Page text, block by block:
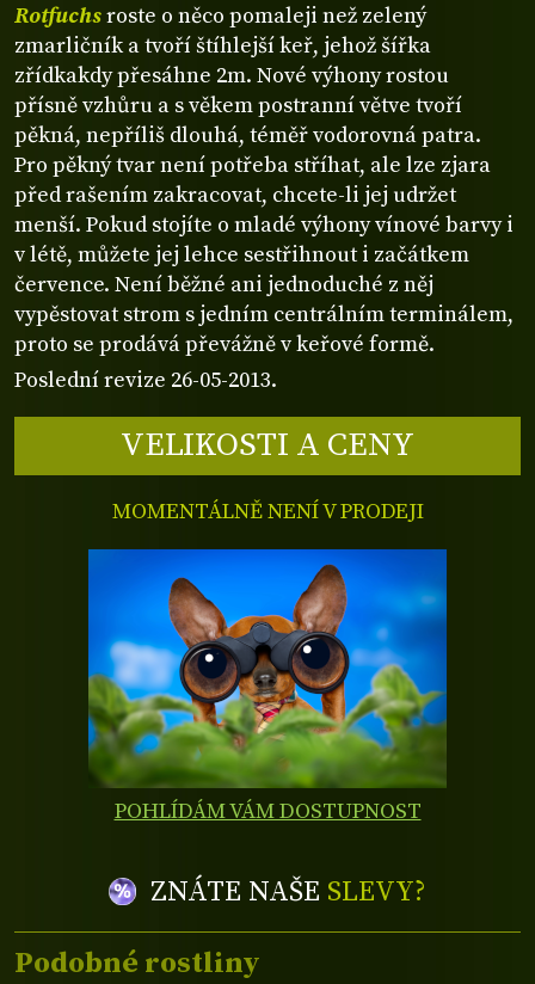
Rotfuchsroste o něco pomaleji než zelený
zmarličník a tvoří štíhlejší keř, jehož šířka
zřídkakdy přesáhne 2m. Nové výhony rostou
přísně vzhůru a s věkem postranní větve tvoří
pěkná, nepříliš dlouhá, téměř vodorovná patra.
Pro pěkný tvar není potřeba stříhat, ale lze zjara
před rašením zakracovat, chcete-li jej udržet
menší. Pokud stojíte o mladé výhony vínové barvy i
v létě, můžete jej lehce sestřihnout i začátkem
července. Není běžné ani jednoduché z něj
vypěstovat strom s jedním centrálním terminálem,
proto se prodává převážně v keřové formě.
Poslední revize 26-05-2013.
VELIKOSTI A CENY
MOMENTÁLNĚ NENÍ V PRODEJI
POHLÍDÁM VÁM DOSTUPNOST
ZNÁTE NAŠE SLEVY?
Podobné rostliny